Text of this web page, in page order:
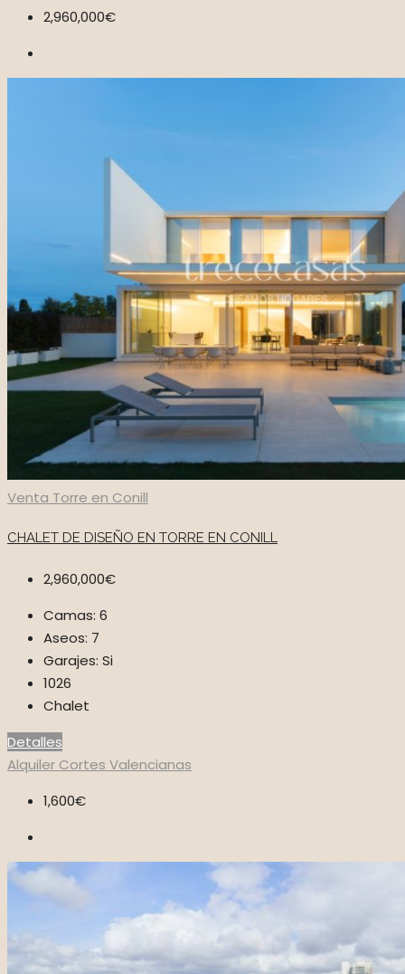
2,960,000€
Venta Torre en Conill
CHALET DE DISEÑO EN TORRE EN CONILL
2,960,000€
Camas: 6
Aseos: 7
Garajes: Si
1026
Chalet
Detalles
Alquiler Cortes Valencianas
1,600€